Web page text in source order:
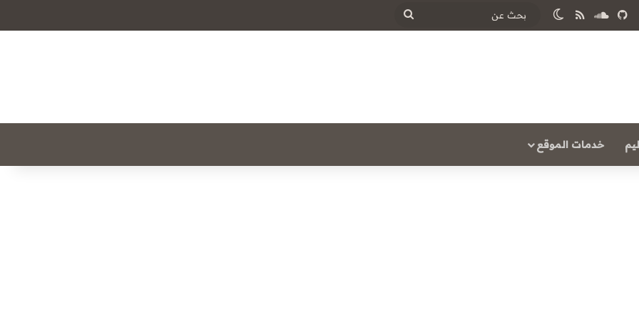
ساوند كلاود
ملخص الموقع RSS
الوضع المظلم
بحث
خدمات الموقع